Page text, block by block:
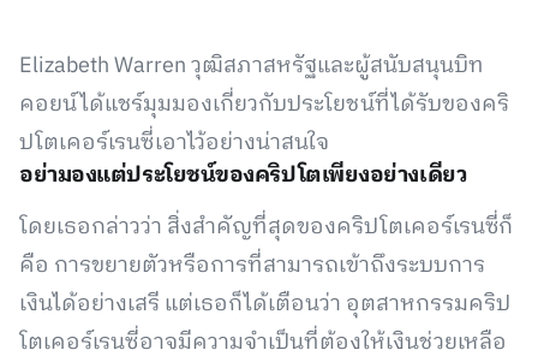
Elizabeth Warren วุฒิสภาสหรัฐและผู้สนับสนุนบิท
คอยน์ได้แชร์มุมมองเกี่ยวกับประโยชน์ที่ได้รับของคริ
ปโตเคอร์เรนซี่เอาไว้อย่างน่าสนใจ
อย่ามองแต่ประโยชน์ของคริปโตเพียงอย่างเดียว
โดยเธอกล่าวว่า สิ่งสำคัญที่สุดของคริปโตเคอร์เรนซี่ก็
คือ การขยายตัวหรือการที่สามารถเข้าถึงระบบการ
เงินได้อย่างเสรี แต่เธอก็ได้เตือนว่า อุตสาหกรรมคริป
โตเคอร์เรนซี่อาจมีความจำเป็นที่ต้องให้เงินช่วยเหลือ